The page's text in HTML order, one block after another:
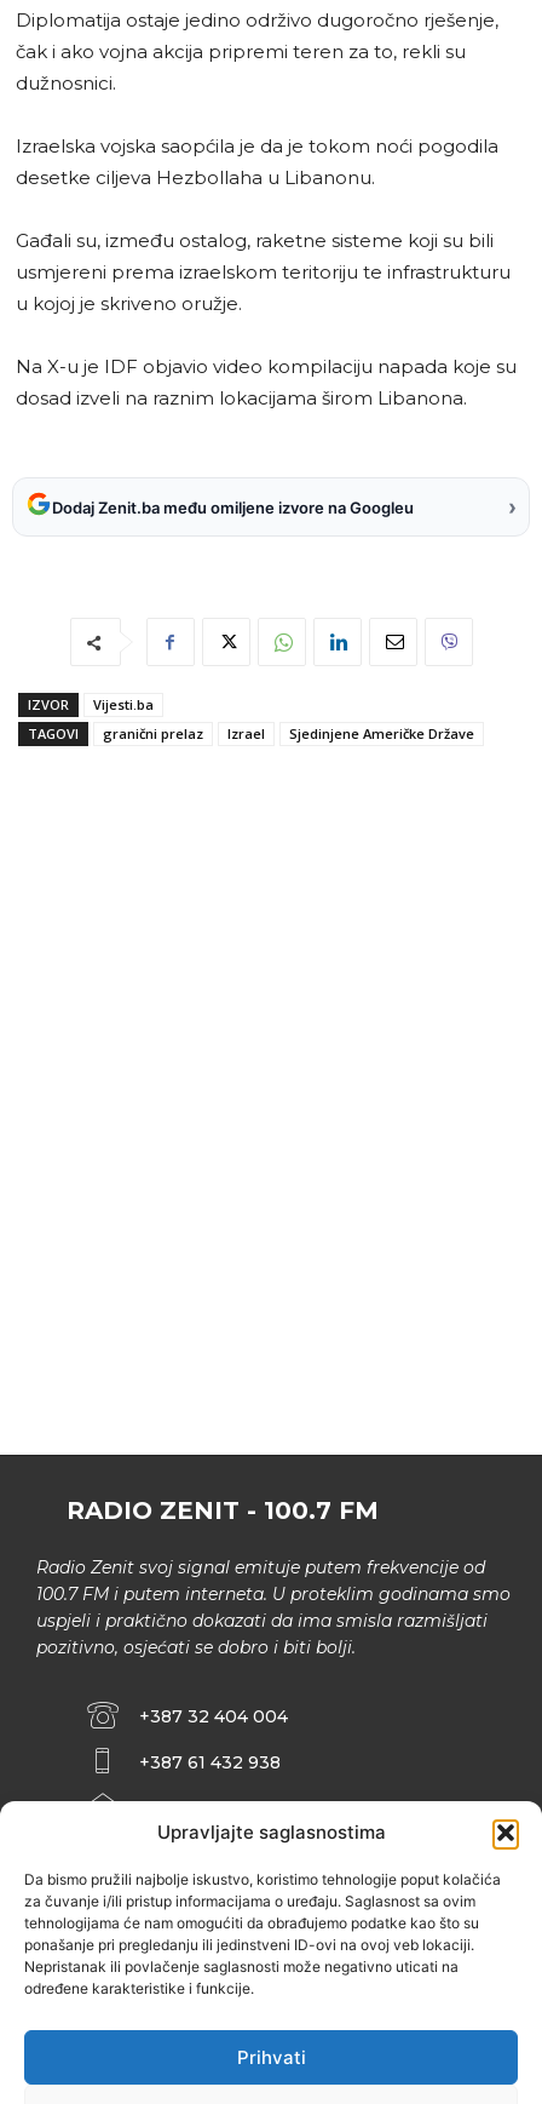
Upravljajte saglasnostima
Da bismo pružili najbolje iskustvo, koristimo tehnologije poput kolačića
za čuvanje i/ili pristup informacijama o uređaju. Saglasnost sa ovim
tehnologijama će nam omogućiti da obrađujemo podatke kao što su
ponašanje pri pregledanju ili jedinstveni ID-ovi na ovoj veb lokaciji.
Nepristanak ili povlačenje saglasnosti može negativno uticati na
određene karakteristike i funkcije.
Prihvati
Diplomatija ostaje jedino održivo dugoročno rješenje,
čak i ako vojna akcija pripremi teren za to, rekli su
dužnosnici.
Izraelska vojska saopćila je da je tokom noći pogodila
desetke ciljeva Hezbollaha u Libanonu.
Gađali su, između ostalog, raketne sisteme koji su bili
usmjereni prema izraelskom teritoriju te infrastrukturu
u kojoj je skriveno oružje.
Na X-u je IDF objavio video kompilaciju napada koje su
dosad izveli na raznim lokacijama širom Libanona.
Dodaj Zenit.ba među omiljene izvore na Googleu ›
IZVOR
Vijesti.ba
TAGOVI
granični prelaz Izrael Sjedinjene Američke Države
RADIO ZENIT - 100.7 FM
Radio Zenit svoj signal emituje putem frekvencije od
100.7 FM i putem interneta. U proteklim godinama smo
uspjeli i praktično dokazati da ima smisla razmišljati
pozitivno, osjećati se dobro i biti bolji.
+387 32 404 004
+387 61 432 938
INFO@ZENIT.BA
ZENIČANKA, 3. SPRAT), 72000 ZENICA